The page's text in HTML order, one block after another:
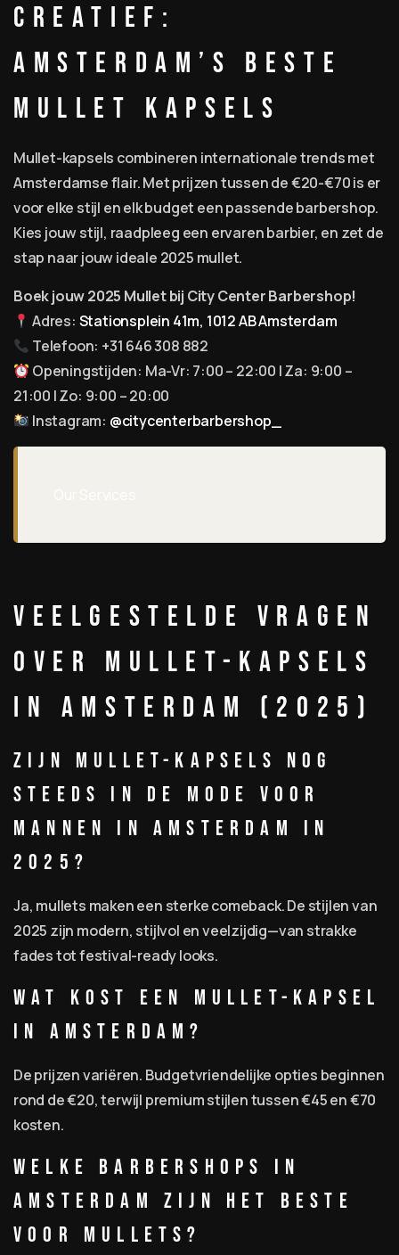
Creatief:
Amsterdam’s Beste
Mullet Kapsels
Mullet-kapsels combineren internationale trends met
Amsterdamse flair. Met prijzen tussen de €20-€70 is er
voor elke stijl en elk budget een passende barbershop.
Kies jouw stijl, raadpleeg een ervaren barbier, en zet de
stap naar jouw ideale 2025 mullet.
Boek jouw 2025 Mullet bij City Center Barbershop!
Adres: Stationsplein 41m, 1012 AB Amsterdam
Telefoon: +31 646 308 882
Openingstijden: Ma-Vr: 7:00 – 22:00 | Za: 9:00 –
21:00 | Zo: 9:00 – 20:00
Instagram: @citycenterbarbershop_
Veelgestelde Vragen
over Mullet-Kapsels
in Amsterdam (2025)
Zijn mullet-kapsels nog
steeds in de mode voor
mannen in Amsterdam in
2025?
Ja, mullets maken een sterke comeback. De stijlen van
2025 zijn modern, stijlvol en veelzijdig—van strakke
fades tot festival-ready looks.
Wat kost een mullet-kapsel
in Amsterdam?
De prijzen variëren. Budgetvriendelijke opties beginnen
rond de €20, terwijl premium stijlen tussen €45 en €70
kosten.
Welke barbershops in
Amsterdam zijn het beste
voor mullets?